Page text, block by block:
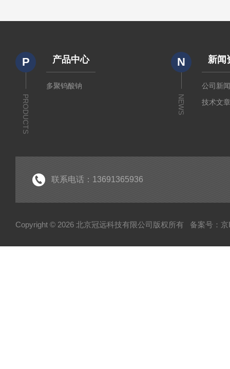
P
PRODUCTS
产品中心
多聚钨酸钠
N
NEWS
新闻
公司新
技术文
联系电话：13691365936
Copyright © 2026 北京冠远科技有限公司版权所有 备案号：